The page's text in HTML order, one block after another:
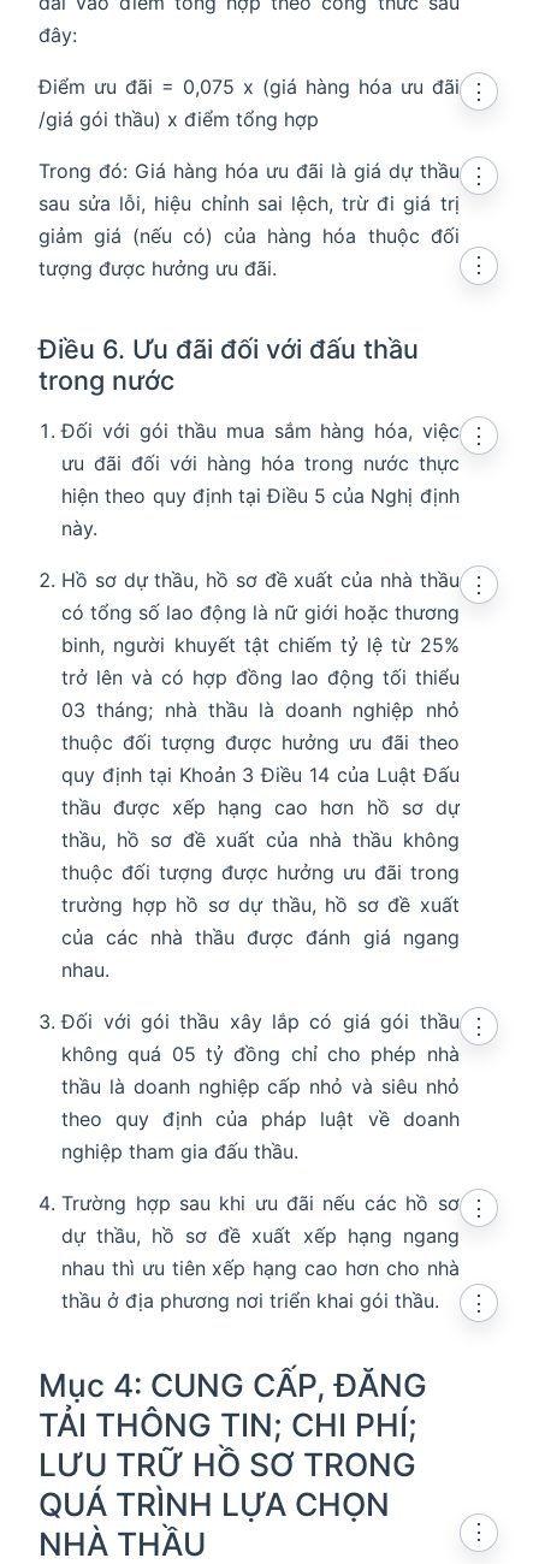
đây:
Điểm ưu đãi = 0,075 x (giá hàng hóa ưu đãi
/giá gói thầu) x điểm tổng hợp
⋮
Trong đó: Giá hàng hóa ưu đãi là giá dự thầu
sau sửa lỗi, hiệu chỉnh sai lệch, trừ đi giá trị
giảm giá (nếu có) của hàng hóa thuộc đối
tượng được hưởng ưu đãi.
⋮
Điều 6. Ưu đãi đối với đấu thầu
trong nước
⋮
Đối với gói thầu mua sắm hàng hóa, việc
ưu đãi đối với hàng hóa trong nước thực
hiện theo quy định tại Điều 5 của Nghị định
này.
⋮
Hồ sơ dự thầu, hồ sơ đề xuất của nhà thầu
có tổng số lao động là nữ giới hoặc thương
binh, người khuyết tật chiếm tỷ lệ từ 25%
trở lên và có hợp đồng lao động tối thiểu
03 tháng; nhà thầu là doanh nghiệp nhỏ
thuộc đối tượng được hưởng ưu đãi theo
quy định tại Khoản 3 Điều 14 của Luật Đấu
thầu được xếp hạng cao hơn hồ sơ dự
thầu, hồ sơ đề xuất của nhà thầu không
thuộc đối tượng được hưởng ưu đãi trong
trường hợp hồ sơ dự thầu, hồ sơ đề xuất
của các nhà thầu được đánh giá ngang
nhau.
⋮
Đối với gói thầu xây lắp có giá gói thầu
không quá 05 tỷ đồng chỉ cho phép nhà
thầu là doanh nghiệp cấp nhỏ và siêu nhỏ
theo quy định của pháp luật về doanh
nghiệp tham gia đấu thầu.
⋮
Trường hợp sau khi ưu đãi nếu các hồ sơ
dự thầu, hồ sơ đề xuất xếp hạng ngang
nhau thì ưu tiên xếp hạng cao hơn cho nhà
thầu ở địa phương nơi triển khai gói thầu.
⋮
Mục 4: CUNG CẤP, ĐĂNG
TẢI THÔNG TIN; CHI PHÍ;
LƯU TRỮ HỒ SƠ TRONG
QUÁ TRÌNH LỰA CHỌN
NHÀ THẦU
⋮
⋮